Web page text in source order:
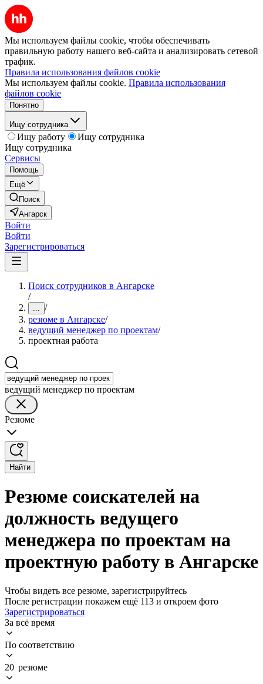
Мы используем файлы cookie, чтобы обеспечивать
правильную работу нашего веб-сайта и анализировать сетевой
трафик.
Правила использования файлов cookie
Мы используем файлы cookie. Правила использования
файлов cookie
Понятно
Ищу сотрудника
Ищу работу
Ищу сотрудника
Ищу сотрудника
Сервисы
Помощь
Ещё
Поиск
Ангарск
Войти
Войти
Зарегистрироваться
Поиск сотрудников в Ангарске
/
... /
резюме в Ангарске/
ведущий менеджер по проектам/
проектная работа
ведущий менеджер по проектам
Резюме
Найти
Резюме соискателей на
должность ведущего
менеджера по проектам на
проектную работу в Ангарске
Чтобы видеть все резюме, зарегистрируйтесь
После регистрации покажем ещё 113 и откроем фото
Зарегистрироваться
За всё время
По соответствию
20 резюме